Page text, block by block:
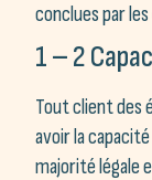
conclues par
1 – 2
Tout client des
avoir la
majorité légale